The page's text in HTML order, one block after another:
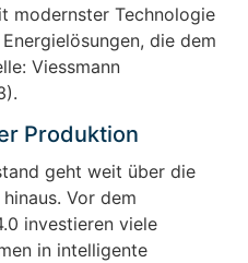
modernster Technologie
die dem
Viessmann
Produktion
geht weit über die
Vor dem
investieren viele
in intelligente